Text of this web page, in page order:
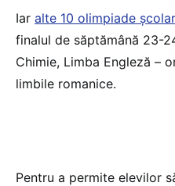
Iar alte 10 olimpiade
finalul de săptămână 23-
Chimie, Limba Engleză –
limbile romanice.
Pentru a permite elevilor